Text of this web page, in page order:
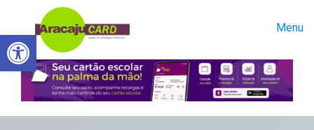
Abrir a barra de ferramentas
Menu